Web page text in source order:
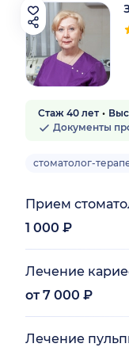
Стаж 40 лет
Документы
стоматолог-
Прием
1 000 ₽
Лечение
от 7 000 ₽
Лечение